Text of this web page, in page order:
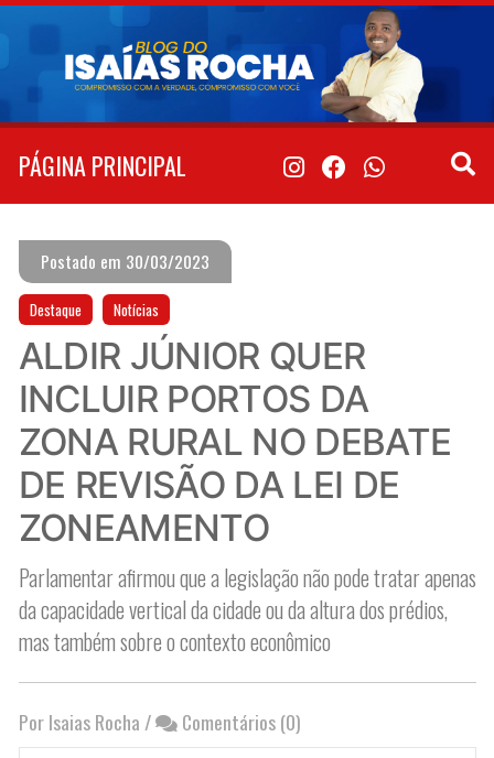
Pular
conteúdo
PÁGINA PRINCIPAL
Postado em 30/03/2023
Destaque Notícias
ALDIR JÚNIOR QUER
INCLUIR PORTOS DA
ZONA RURAL NO DEBATE
DE REVISÃO DA LEI DE
ZONEAMENTO
Parlamentar afirmou que a legislação não pode tratar apenas
da capacidade vertical da cidade ou da altura dos prédios,
mas também sobre o contexto econômico
Por Isaias Rocha / Comentários (0)